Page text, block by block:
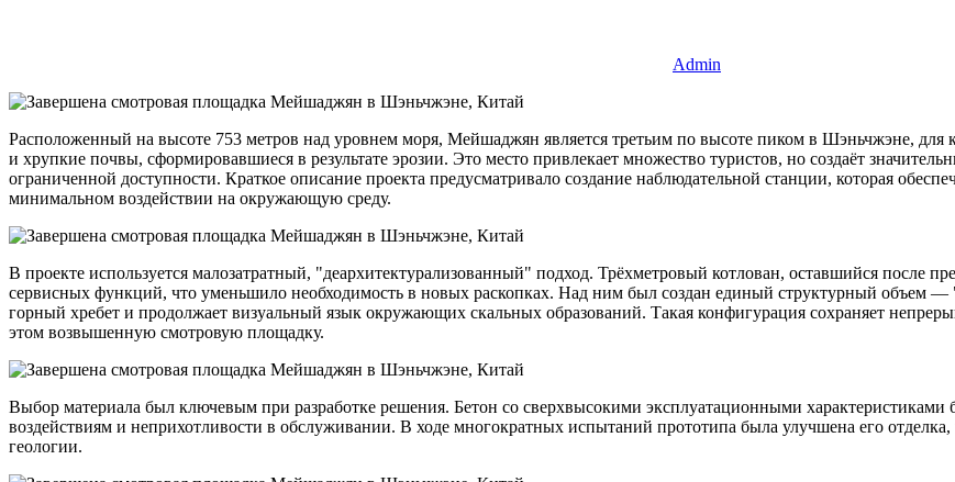
Admin
Расположенный на высоте 753 метров над уровнем моря, Мейшаджян является третьим по высоте пиком в Шэньчжэне,
и хрупкие почвы, сформировавшиеся в результате эрозии. Это место привлекает множество туристов, но создаёт
ограниченной доступности. Краткое описание проекта предусматривало создание наблюдательной станции, которая
минимальном воздействии на окружающую среду.
В проекте используется малозатратный, "деархитектурализованный" подход. Трёхметровый котлован, оставшийся после
сервисных функций, что уменьшило необходимость в новых раскопках. Над ним был создан единый структурный объем —
горный хребет и продолжает визуальный язык окружающих скальных образований. Такая конфигурация сохраняет
этом возвышенную смотровую площадку.
Выбор материала был ключевым при разработке решения. Бетон со сверхвысокими эксплуатационными
воздействиям и неприхотливости в обслуживании. В ходе многократных испытаний прототипа была улучшена его
геологии.